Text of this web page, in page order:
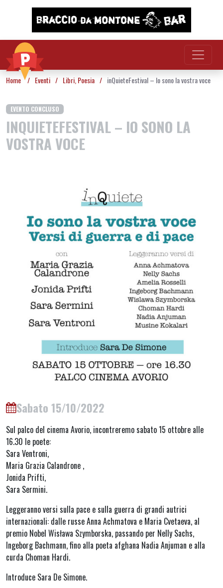
Vai al contenuto
Home / Eventi / Libri Poesia / inQuieteFestival – Io sono la vostra voce
EVENTO CONCLUSO
INQUIETEFESTIVAL – IO SONO LA
VOSTRA VOCE
Sabato 15/10/2022
Sul palco del cinema Avorio, incontreremo sabato 15 ottobre alle
16.30 le poete:
Sara Ventroni,
Maria Grazia Calandrone ,
Jonida Prifti,
Sara Sermini.
Leggeranno versi sulla pace e sulla guerra di grandi autrici
internazionali: dalle russe Anna Achmatova e Maria Cvetaeva, al
premio Nobel Wisława Szymborska, passando per Nelly Sachs,
Ingeborg Bachmann, fino alla poeta afghana Nadia Anjuman e alla
curda Choman Hardi.
Introduce Sara De Simone.